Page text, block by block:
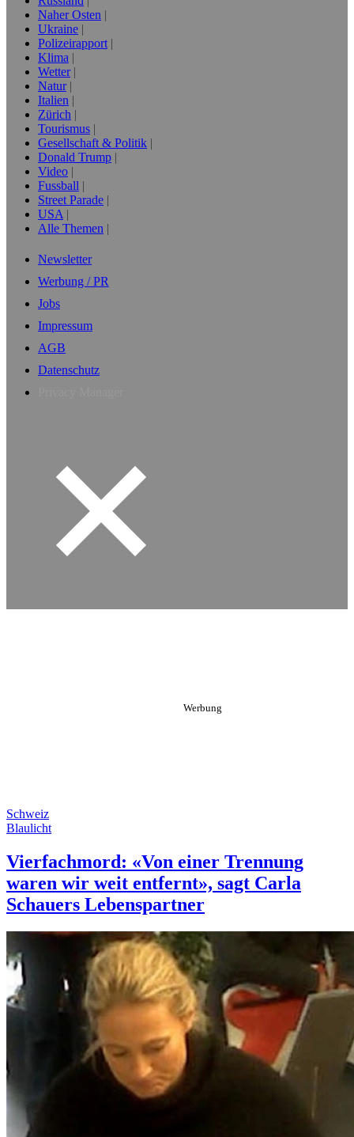
Naher Osten
Ukraine
Polizeirapport
Klima
Wetter
Natur
Italien
Zürich
Tourismus
Gesellschaft & Politik
Donald Trump
Video
Fussball
Street Parade
USA
Alle Themen
Newsletter
Werbung / PR
Jobs
Impressum
AGB
Datenschutz
Schweiz
Blaulicht
Vierfachmord: «Von einer Trennung
waren wir weit entfernt», sagt Carla
Schauers Lebenspartner